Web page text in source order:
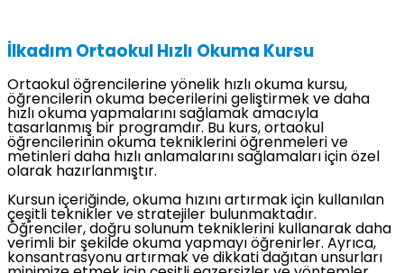
İlkadım Ortaokul Hızlı Okuma Kursu
Ortaokul öğrencilerine yönelik hızlı okuma kursu,
öğrencilerin okuma becerilerini geliştirmek ve daha
hızlı okuma yapmalarını sağlamak amacıyla
tasarlanmış bir programdır. Bu kurs, ortaokul
öğrencilerinin okuma tekniklerini öğrenmeleri ve
metinleri daha hızlı anlamalarını sağlamaları için özel
olarak hazırlanmıştır.
Kursun içeriğinde, okuma hızını artırmak için kullanılan
çeşitli teknikler ve stratejiler bulunmaktadır.
Öğrenciler, doğru solunum tekniklerini kullanarak daha
verimli bir şekilde okuma yapmayı öğrenirler. Ayrıca,
konsantrasyonu artırmak ve dikkati dağıtan unsurları